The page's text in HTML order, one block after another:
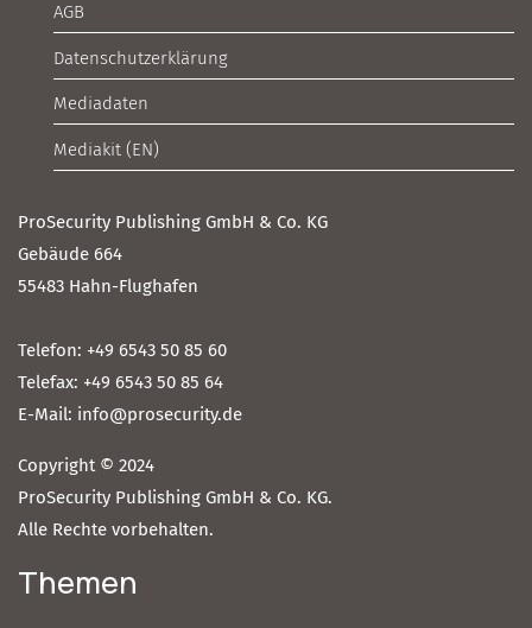
AGB
Datenschutzerklärung
Mediadaten
Mediakit (EN)
ProSecurity Publishing GmbH & Co. KG
Gebäude 664
55483 Hahn-Flughafen
Telefon: +49 6543 50 85 60
Telefax: +49 6543 50 85 64
E-Mail: info@prosecurity.de
Copyright © 2024
ProSecurity Publishing GmbH & Co. KG.
Alle Rechte vorbehalten.
Themen